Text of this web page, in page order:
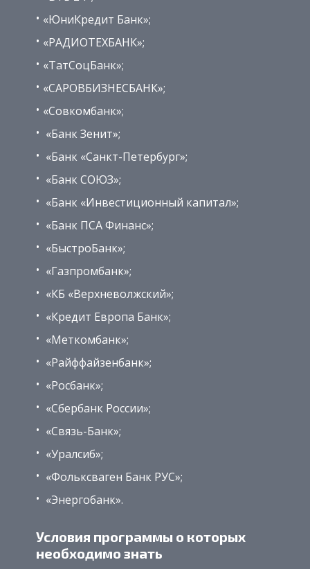
«ЮниКредит Банк»;
«РАДИОТЕХБАНК»;
«ТатСоцБанк»;
«САРОВБИЗНЕСБАНК»;
«Совкомбанк»;
«Банк Зенит»;
«Банк «Санкт-Петербург»;
«Банк СОЮЗ»;
«Банк «Инвестиционный капитал»;
«Банк ПСА Финанс»;
«БыстроБанк»;
«Газпромбанк»;
«КБ «Верхневолжский»;
«Кредит Европа Банк»;
«Меткомбанк»;
«Райффайзенбанк»;
«Росбанк»;
«Сбербанк России»;
«Связь-Банк»;
«Уралсиб»;
«Фольксваген Банк РУС»;
«Энергобанк».
Условия программы о которых
необходимо знать